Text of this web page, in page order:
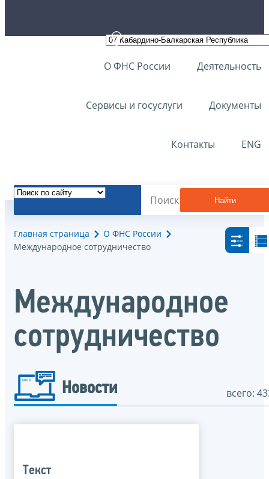
О ФНС России Деятельность
Сервисы и госуслуги Документы
Контакты ENG
Найти
Главная страница
О ФНС России
Международное сотрудничество
Международное
сотрудничество
Новости всего:
Текст